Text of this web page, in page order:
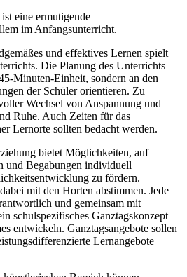
eine ermutigende
im Anfangsunterricht.
und effektives Lernen spielt
Die Planung des Unterrichts
Minuten-Einheit, sondern an den
der Schüler orientieren. Zu
Wechsel von Anspannung und
Ruhe. Auch Zeiten für das
Lernorte sollten bedacht werden.
bietet Möglichkeiten, auf
und Begabungen individuell
zu fördern.
mit den Horten abstimmen. Jede
und gemeinsam mit
schulspezifisches Ganztagskonzept
entwickeln. Ganztagsangebote sollen
Lernangebote